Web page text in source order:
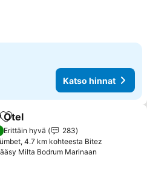
Katso hinnat
Lisää suosikkeihin
Otel
Erittäin hyvä
283
4.7 km kohteesta Bitez
Milta Bodrum Marinaan